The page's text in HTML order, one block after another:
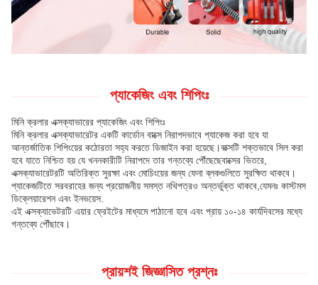
প্যাকেজিং এবং শিপিংঃ
মিনি ক্রলার এক্সক্যাভারের প্যাকেজিং এবং শিপিংঃ
মিনি ক্রলার এক্সক্যাভারেটর একটি কার্ডোন বাক্সে নিরাপদভাবে প্যাকেজ করা হবে যা
আন্তর্জাতিক শিপিংয়ের কঠোরতা সহ্য করতে ডিজাইন করা হয়েছে।বাক্সটি শক্তভাবে সিল করা
হবে যাতে নিশ্চিত হয় যে খননকারীটি নিরাপদে তার গন্তব্যে পৌঁছেছেবাক্সের ভিতরে,
এক্সক্যাভারেটরটি অতিরিক্ত সুরক্ষা এবং মোচিংয়ের জন্য ফেনা ব্লকগুলিতে সুরক্ষিত থাকবে।
প্যাকেজটিতে সরবরাহের জন্য প্রয়োজনীয় সমস্ত নথিপত্রও অন্তর্ভুক্ত থাকবে,যেমনঃ কাস্টমস
ডিক্লেয়ারেশন এবং ইনভয়েস.
এই এক্সক্যাভেটরটি এয়ার ফ্রেইটের মাধ্যমে পাঠানো হবে এবং প্রায় ১০-১৪ কার্যদিবসের মধ্যে
গন্তব্যে পৌঁছাবে।
প্রায়শই জিজ্ঞাসিত প্রশ্নঃ